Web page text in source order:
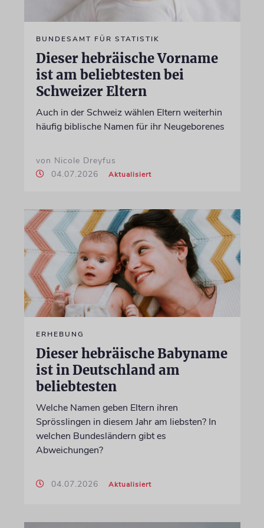
BUNDESAMT FÜR STATISTIK
Dieser hebräische Vorname
ist am beliebtesten bei
Schweizer Eltern
Auch in der Schweiz wählen Eltern weiterhin
häufig biblische Namen für ihr Neugeborenes
von Nicole Dreyfus
04.07.2026
Aktualisiert
ERHEBUNG
Dieser hebräische Babyname
ist in Deutschland am
beliebtesten
Welche Namen geben Eltern ihren
Sprösslingen in diesem Jahr am liebsten? In
welchen Bundesländern gibt es
Abweichungen?
04.07.2026 Aktualisiert